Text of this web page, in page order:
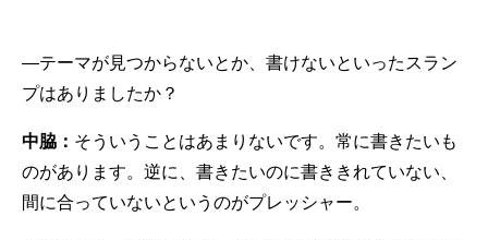
—テーマが見つからないとか、書けないといったスラン
プはありましたか？
中脇： そういうことはあまりないです。常に書きたいも
のがあります。逆に、書きたいのに書ききれていない、
間に合っていないというのがプレッシャー。